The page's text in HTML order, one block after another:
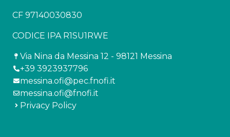
CF 97140030830
CODICE IPA R1SU1RWE
Via Nina da Messina 12 - 98121 Messina
+39 3923937796
messina.ofi@pec.fnofi.it
messina.ofi@fnofi.it
Privacy Policy